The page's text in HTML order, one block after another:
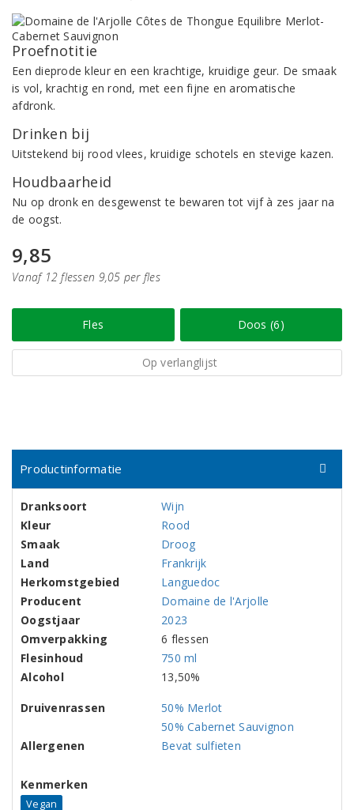
Proefnotitie
Een dieprode kleur en een krachtige, kruidige geur. De smaak
is vol, krachtig en rond, met een fijne en aromatische
afdronk.
Drinken bij
Uitstekend bij rood vlees, kruidige schotels en stevige kazen.
Houdbaarheid
Nu op dronk en desgewenst te bewaren tot vijf à zes jaar na
de oogst.
9,85
Vanaf 12 flessen 9,05 per fles
Fles Doos (6)
Op verlanglijst
Productinformatie
Dranksoort
Wijn
Kleur
Rood
Smaak
Droog
Land
Frankrijk
Herkomstgebied
Languedoc
Producent
Domaine de l'Arjolle
Oogstjaar
2023
Omverpakking
6 flessen
Flesinhoud
750 ml
Alcohol
13,50%
Druivenrassen
50% Merlot
50% Cabernet Sauvignon
Allergenen
Bevat sulfieten
Kenmerken
Vegan